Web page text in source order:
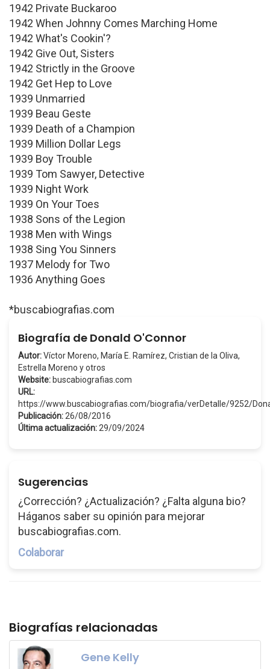
1942 Private Buckaroo
1942 When Johnny Comes Marching Home
1942 What's Cookin'?
1942 Give Out, Sisters
1942 Strictly in the Groove
1942 Get Hep to Love
1939 Unmarried
1939 Beau Geste
1939 Death of a Champion
1939 Million Dollar Legs
1939 Boy Trouble
1939 Tom Sawyer, Detective
1939 Night Work
1939 On Your Toes
1938 Sons of the Legion
1938 Men with Wings
1938 Sing You Sinners
1937 Melody for Two
1936 Anything Goes
*buscabiografias.com
Biografía de Donald O'Connor
Autor:Víctor Moreno, María E. Ramírez, Cristian de la Oliva,
Estrella Moreno y otros
Website: buscabiografias.com
URL:
https://www.buscabiografias.com/biografia/verDetalle/9252/
Publicación: 26/08/2016
Última actualización: 29/09/2024
Sugerencias
¿Corrección? ¿Actualización? ¿Falta alguna bio?
Háganos saber su opinión para mejorar
buscabiografias.com.
Colaborar
Biografías relacionadas
Gene Kelly